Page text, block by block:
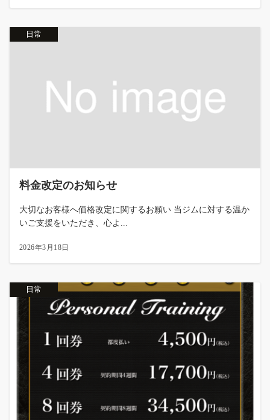
日常
料金改定のお知らせ
大切なお客様へ価格改定に関するお願い 当ジムに対する温か
いご支援をいただき、心よ...
2026年3月18日
日常